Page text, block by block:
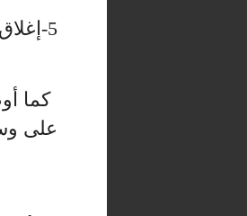
5-إغلاق القضية الجنائية بحق بريغوجين وسيغادر إلى بيلاروسيا.
كما
على